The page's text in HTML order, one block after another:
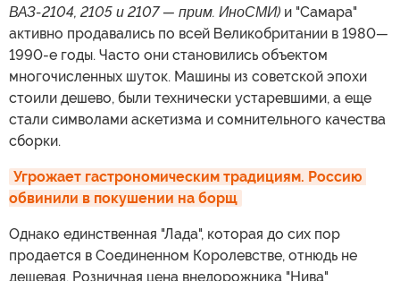
ВАЗ-2104, 2105 и 2107 — прим. ИноСМИ) и "Самара"
активно продавались по всей Великобритании в 1980—
1990-е годы. Часто они становились объектом
многочисленных шуток. Машины из советской эпохи
стоили дешево, были технически устаревшими, а еще
стали символами аскетизма и сомнительного качества
сборки.
Угрожает гастрономическим традициям. Россию
обвинили в покушении на борщ
Однако единственная "Лада", которая до сих пор
продается в Соединенном Королевстве, отнюдь не
дешевая. Розничная цена внедорожника "Нива"